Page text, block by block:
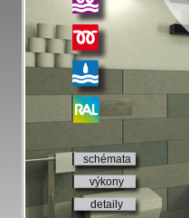
schémata
výkony
detaily